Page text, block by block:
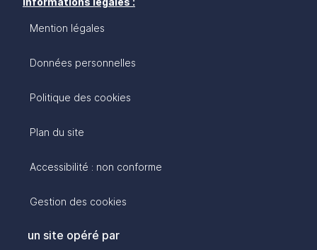
Mention légales
Données personnelles
Politique des cookies
Plan du site
Accessibilité : non conforme
Gestion des cookies
un site opéré par